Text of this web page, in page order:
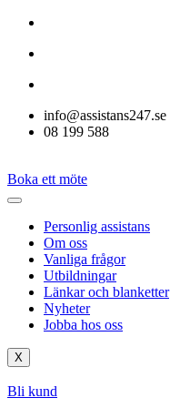
content
info@assistans247.se
08 199 588
Boka ett möte
Personlig assistans
Om oss
Vanliga frågor
Utbildningar
Länkar och blanketter
Nyheter
Jobba hos oss
X
Bli kund